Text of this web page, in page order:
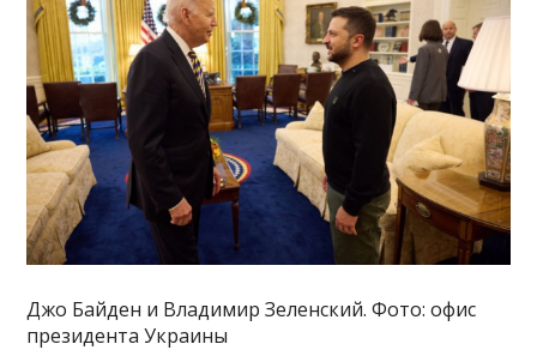
Джо Байден и Владимир Зеленский. Фото: офис
президента Украины